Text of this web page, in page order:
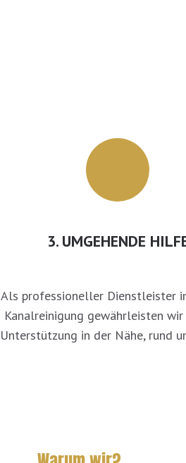
3. UMGEHENDE
Als professioneller Dienstleister
Kanalreinigung gewährleisten
Unterstützung in der Nähe, rund